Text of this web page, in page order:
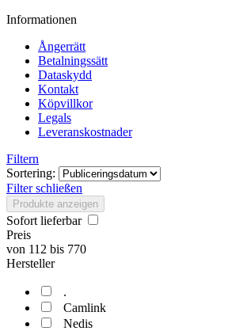
Informationen
Ångerrätt
Betalningssätt
Dataskydd
Kontakt
Köpvillkor
Legals
Leveranskostnader
Filtern
Sortering:
Filter schließen
Produkte anzeigen
Sofort lieferbar
Preis
von 112 bis 770
Hersteller
.
Camlink
Nedis